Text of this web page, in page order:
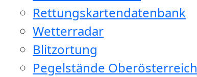
Rettungskartendatenbank
Wetterradar
Blitzortung
Pegelstände Oberösterreich